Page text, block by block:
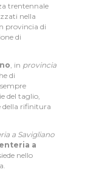
trentennale
nella
provincia di
di
, in provincia
di
del taglio,
della rifinitura
a Savigliano
a
nello